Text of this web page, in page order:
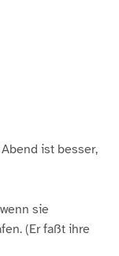
ist besser,
sie
(Er faßt ihre